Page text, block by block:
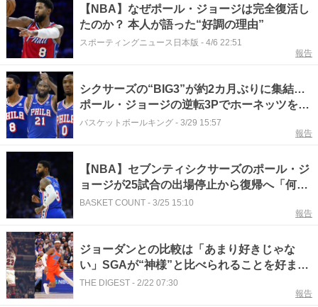
【NBA】なぜポール・ジョージは完全復活し
たのか？ 本人が語った“好調の理由”
スポーティングニュース日本版 - 4/6 22:51
報告
シクサーズの“BIG3”が約2カ月ぶりに集結…
ポール・ジョージの逆転3Pでホーネッツを撃
破、3人で計81得点の猛攻
バスケットボールキング - 3/29 15:57
報告
【NBA】セブンティシクサーズのポール・ジ
ョージが25試合の出場停止から復帰へ「何と
か乗り切ることができた」
BASKET COUNT - 3/25 15:10
報告
ジョーダンとの比較は「あまり好きじゃな
い」SGAが“神様”と比べられることを好まな
い理由とは「失礼だと思う」＜
THE DIGEST - 2/22 07:30
報告